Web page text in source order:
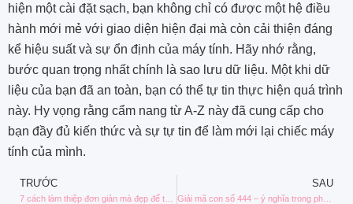
hiện một cài đặt sạch, bạn không chỉ có được một hệ điều
hành mới mẻ với giao diện hiện đại mà còn cải thiện đáng
kể hiệu suất và sự ổn định của máy tính. Hãy nhớ rằng,
bước quan trọng nhất chính là sao lưu dữ liệu. Một khi dữ
liệu của bạn đã an toàn, bạn có thể tự tin thực hiện quá trình
này. Hy vọng rằng cẩm nang từ A-Z này đã cung cấp cho
bạn đầy đủ kiến thức và sự tự tin để làm mới lại chiếc máy
tính của mình.
TRƯỚC SAU
Giải mã con số 444 – ý nghĩa trong phong thủy và tâm linh.